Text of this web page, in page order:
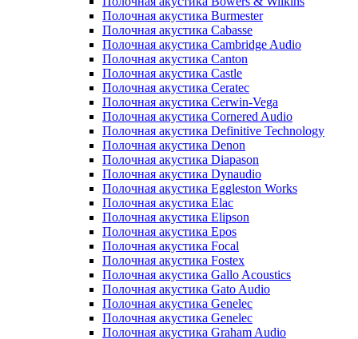
Полочная акустика Burmester
Полочная акустика Cabasse
Полочная акустика Cambridge Audio
Полочная акустика Canton
Полочная акустика Castle
Полочная акустика Ceratec
Полочная акустика Cerwin-Vega
Полочная акустика Cornered Audio
Полочная акустика Definitive Technology
Полочная акустика Denon
Полочная акустика Diapason
Полочная акустика Dynaudio
Полочная акустика Eggleston Works
Полочная акустика Elac
Полочная акустика Elipson
Полочная акустика Epos
Полочная акустика Focal
Полочная акустика Fostex
Полочная акустика Gallo Acoustics
Полочная акустика Gato Audio
Полочная акустика Genelec
Полочная акустика Genelec
Полочная акустика Graham Audio